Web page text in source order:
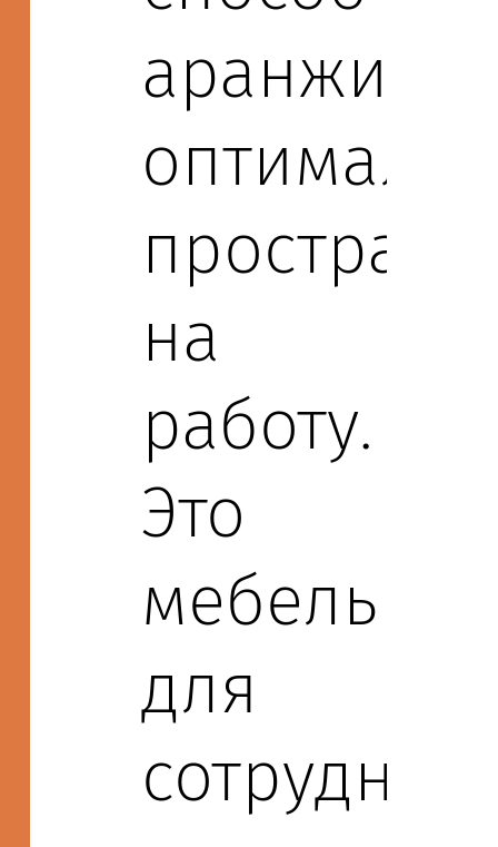
на
работу.
Это
мебель
для